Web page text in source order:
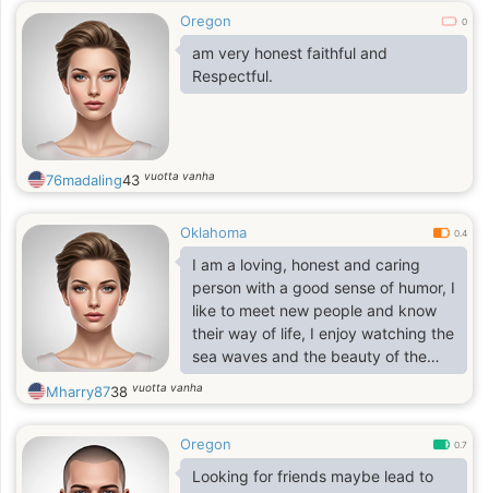
Oregon 0
am very honest faithful and
Respectful.
76madaling43 vuotta vanha
Oklahoma 0.4
I am a loving, honest and caring
person with a good sense of humor, I
like to meet new people and know
their way of life, I enjoy watching the
sea waves and the beauty of the
mountains and everything that
nature has to offer.
Mharry8738 vuotta vanha
Oregon 0.7
Looking for friends maybe lead to